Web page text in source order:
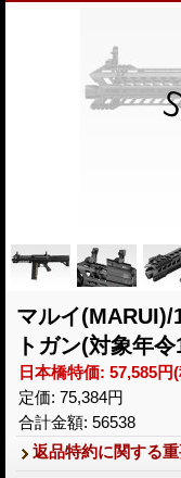
マルイ
トガン(対象年
日本橋特価: 57,585円
定価: 75,384円
合計金額: 56538
返品特約に関する